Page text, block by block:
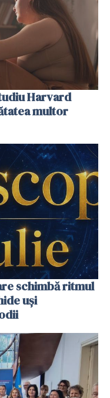
Harvard
multor
schimbă ritmul
uși